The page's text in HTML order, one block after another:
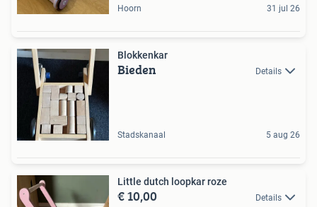
Hoorn 31 jul 26
Blokkenkar
Bieden Details
Stadskanaal 5 aug 26
Little dutch loopkar roze
€ 10,00 Details